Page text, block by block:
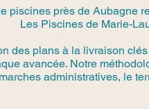
piscines près de Aubagne
Les Piscines de Marie-
des plans à la livraison
avancée. Notre
administratives, le